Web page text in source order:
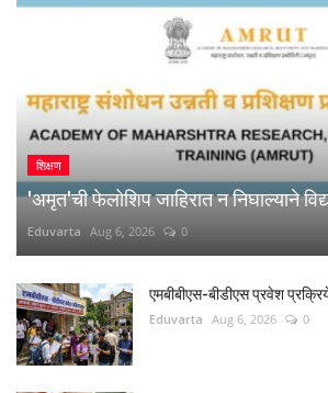
शिक्षण
'अमृत'ची फेलोशिप जाहिरात न निघाल्याने
Eduvarta Aug 6, 2026 0
एमबीबीएस-बीडीएस प्रवेश
Eduvarta Aug 6, 2026 0